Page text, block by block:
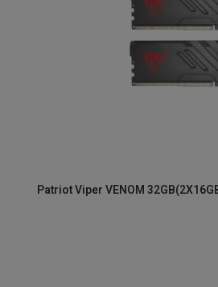
Patriot Viper VENOM